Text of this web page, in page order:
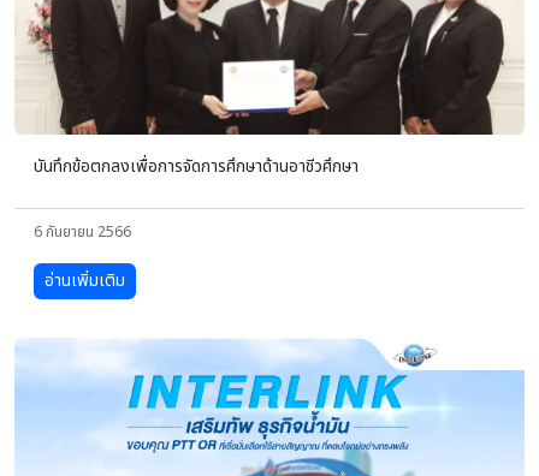
บันทึกข้อตกลงเพื่อการจัดการศึกษาด้านอาชีวศึกษา
6 กันยายน 2566
อ่านเพิ่มเติม